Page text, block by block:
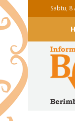
Sabtu, 8